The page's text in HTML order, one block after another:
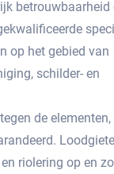
betrouwbaarheid
op het gebied van
schilder- en
de elementen,
riolering op en